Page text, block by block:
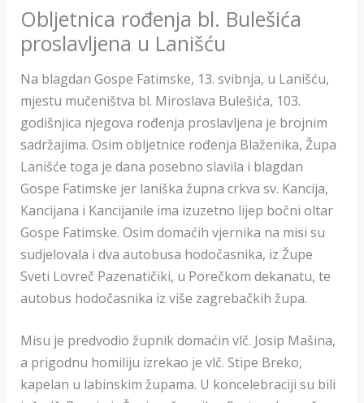
Obljetnica rođenja bl. Bulešića
proslavljena u Lanišću
Na blagdan Gospe Fatimske, 13. svibnja, u Lanišću,
mjestu mučeništva bl. Miroslava Bulešića, 103.
godišnjica njegova rođenja proslavljena je brojnim
sadržajima. Osim obljetnice rođenja Blaženika, Župa
Lanišće toga je dana posebno slavila i blagdan
Gospe Fatimske jer laniška župna crkva sv. Kancija,
Kancijana i Kancijanile ima izuzetno lijep bočni oltar
Gospe Fatimske. Osim domaćih vjernika na misi su
sudjelovala i dva autobusa hodočasnika, iz Župe
Sveti Lovreč Pazenatičiki, u Porečkom dekanatu, te
autobus hodočasnika iz više zagrebačkih župa.
Misu je predvodio župnik domaćin vlč. Josip Mašina,
a prigodnu homiliju izrekao je vlč. Stipe Breko,
kapelan u labinskim župama. U koncelebraciji su bili